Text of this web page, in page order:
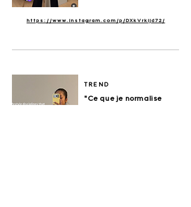
https://www.instagram.com/p/DXkVrkijd72/
TREND
"Ce que je normalise